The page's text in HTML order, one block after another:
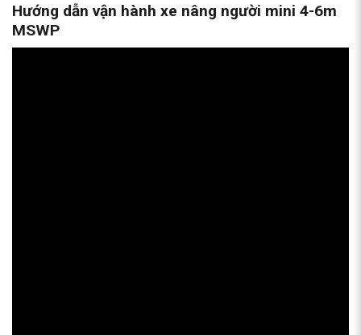
Hướng dẫn vận hành xe nâng người mini 4-6m
MSWP